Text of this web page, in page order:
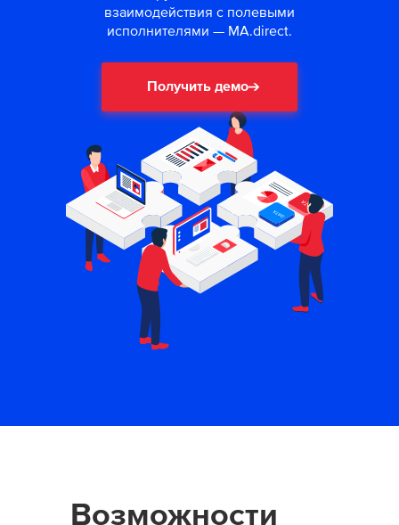
взаимодействия с полевыми
исполнителями — MA.direct.
Получить демо
Возможности